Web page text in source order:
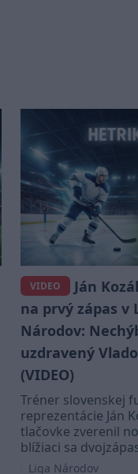
VIDEO
Ján
na prvý zápas v
Národov:
uzdravený
(VIDEO)
Tréner slovenskej
reprezentácie Ján
tlačovke zverenil
blížiaci sa
Liga Národov